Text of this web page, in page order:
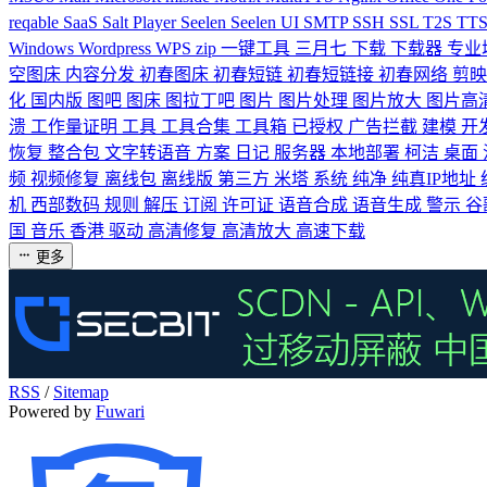
reqable SaaS Salt Player Seelen Seelen UI SMTP SSH SSL T2S
Windows Wordpress WPS zip 一键工具 三月七 下载 下载器 专业
空图床 内容分发 初春图床 初春短链 初春短链接 初春网络 剪
化 国内版 图吧 图床 图拉丁吧 图片 图片处理 图片放大 图片高
溃 工作量证明 工具 工具合集 工具箱 已授权 广告拦截 建模 开
恢复 整合包 文字转语音 方案 日记 服务器 本地部署 柯洁 桌面
频 视频修复 离线包 离线版 第三方 米塔 系统 纯净 纯真IP地址
机 西部数码 规则 解压 订阅 许可证 语音合成 语音生成 警示
国 音乐 香港 驱动 高清修复 高清放大 高速下载
更多
RSS / Sitemap
Powered by Fuwari